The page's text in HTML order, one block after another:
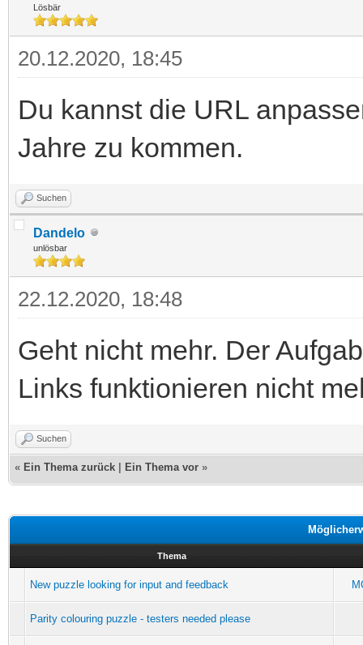
Lösbär
20.12.2020, 18:45
Du kannst die URL
Jahre zu kommen.
Suchen
Dandelo
unlösbar
22.12.2020, 18:48
Geht nicht mehr. Der
Links funktionieren nicht
Suchen
« Ein Thema zurück Ein Thema vor »
Thema
New puzzle looking for input and feedback
Parity colouring puzzle - testers needed please